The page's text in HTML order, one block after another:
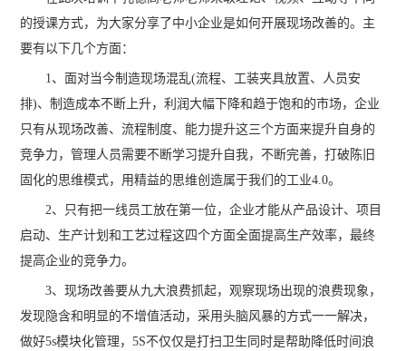
的授课方式，为大家分享了中小企业是如何开展现场改善的。主
要有以下几个方面：
1、面对当今制造现场混乱(流程、工装夹具放置、人员安
排)、制造成本不断上升，利润大幅下降和趋于饱和的市场，企业
只有从现场改善、流程制度、能力提升这三个方面来提升自身的
竞争力，管理人员需要不断学习提升自我，不断完善，打破陈旧
固化的思维模式，用精益的思维创造属于我们的工业4.0。
2、只有把一线员工放在第一位，企业才能从产品设计、项目
启动、生产计划和工艺过程这四个方面全面提高生产效率，最终
提高企业的竞争力。
3、现场改善要从九大浪费抓起，观察现场出现的浪费现象，
发现隐含和明显的不增值活动，采用头脑风暴的方式一一解决，
做好5s模块化管理，5S不仅仅是打扫卫生同时是帮助降低时间浪